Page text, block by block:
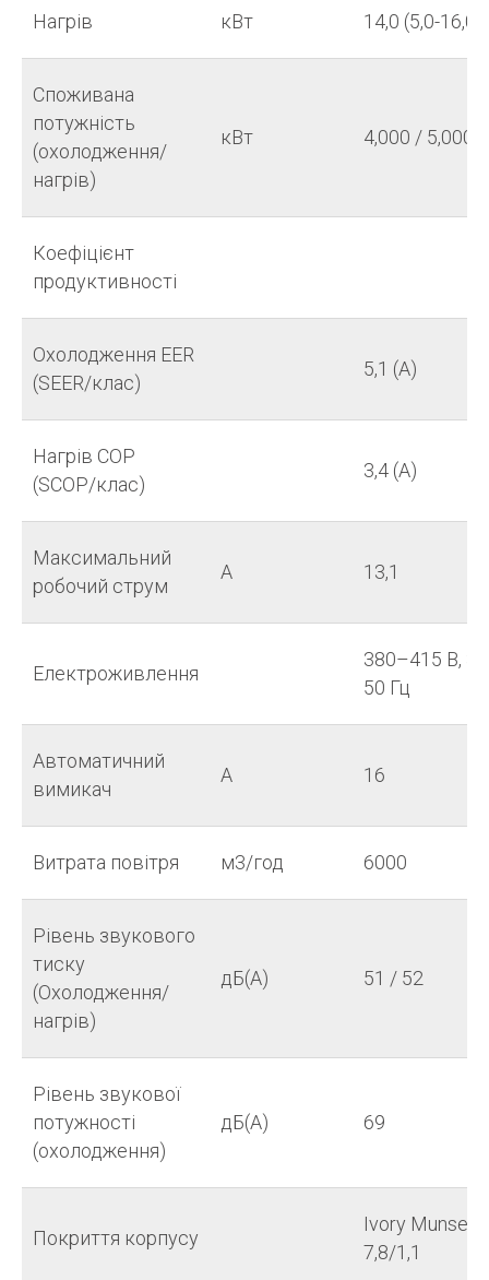
Нагрів кВт 14,0 (5,0-16,0)
Споживана
потужність
(охолодження/
нагрів)
кВт 4,000 / 5,000
Коефіцієнт
продуктивності
Охолодження EER
(SEER/клас)
5,1 (A)
Нагрів COP
(SCOP/клас)
3,4 (A)
Максимальний
робочий струм
А 13,1
Електроживлення
380–415 В, 3
50 Гц
Автоматичний
вимикач
А 16
Витрата повітря м3/год 6000
Рівень звукового
тиску
(Охолодження/
нагрів)
дБ(А) 51 / 52
Рівень звукової
потужності
(охолодження)
дБ(А) 69
Покриття корпусу
Ivory Munsell
7,8/1,1